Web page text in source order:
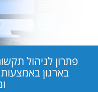
פתרון לניהול
בארגון